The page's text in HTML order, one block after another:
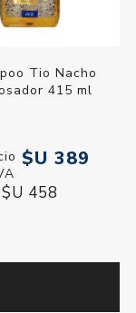
Tio Nacho
415 ml
$U 389
$U 458